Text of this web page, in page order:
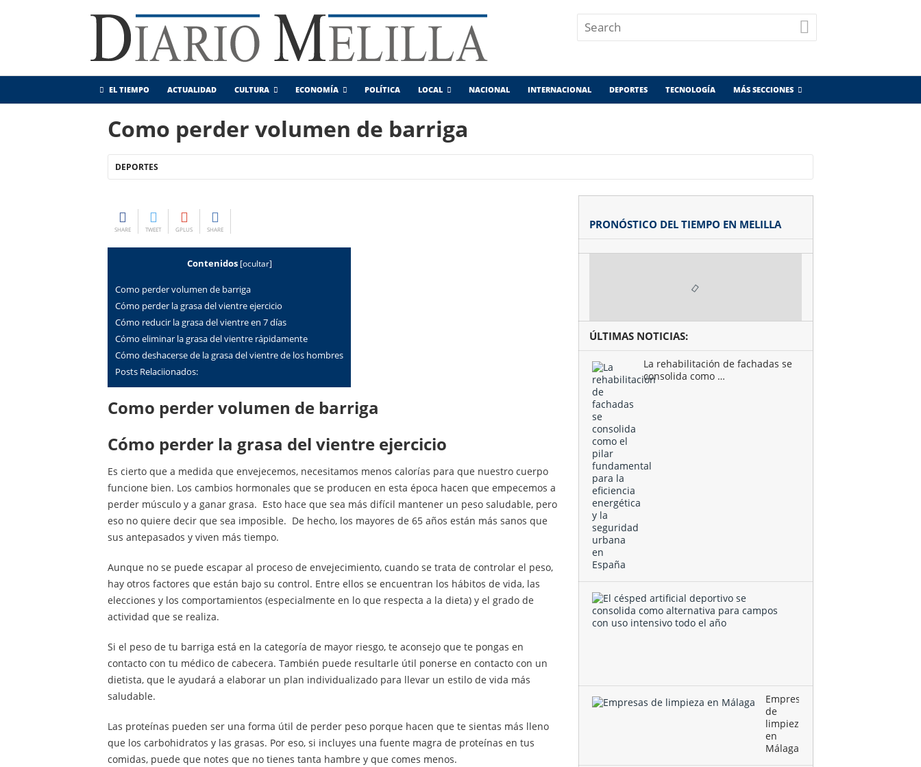
EL TIEMPO ACTUALIDAD CULTURA ECONOMÍA POLÍTICA LOCAL NACIONAL INTERNACIONAL DEPORTES TECNOLOGÍA MÁS SECCIONES
Como perder volumen de barriga
DEPORTES
SHARE TWEET GPLUS SHARE
Contenidos [ocultar]
Como perder volumen de barriga
cómo perder la grasa del vientre ejercicio
cómo reducir la grasa del vientre en 7 días
cómo eliminar la grasa del vientre rápidamente
cómo deshacerse de la grasa del vientre de los hombres
Posts Relaciionados:
Como perder volumen de barriga
cómo perder la grasa del vientre ejercicio
Es cierto que a medida que envejecemos, necesitamos menos calorías para que nuestro cuerpo
funcione bien. Los cambios hormonales que se producen en esta época hacen que empecemos a
perder músculo y a ganar grasa. Esto hace que sea más difícil mantener un peso saludable, pero
eso no quiere decir que sea imposible. De hecho, los mayores de 65 años están más sanos que
sus antepasados y viven más tiempo.
Aunque no se puede escapar al proceso de envejecimiento, cuando se trata de controlar el peso,
hay otros factores que están bajo su control. Entre ellos se encuentran los hábitos de vida, las
elecciones y los comportamientos (especialmente en lo que respecta a la dieta) y el grado de
actividad que se realiza.
Si el peso de tu barriga está en la categoría de mayor riesgo, te aconsejo que te pongas en
contacto con tu médico de cabecera. También puede resultarle útil ponerse en contacto con un
dietista, que le ayudará a elaborar un plan individualizado para llevar un estilo de vida más
saludable.
Las proteínas pueden ser una forma útil de perder peso porque hacen que te sientas más lleno
que los carbohidratos y las grasas. Por eso, si incluyes una fuente magra de proteínas en tus
comidas, puede que notes que no tienes tanta hambre y que comes menos.
PRONÓSTICO DEL TIEMPO EN MELILLA
ÚLTIMAS NOTICIAS:
La rehabilitación de fachadas se
consolida como …
Empresas
de
limpieza
en
Málaga